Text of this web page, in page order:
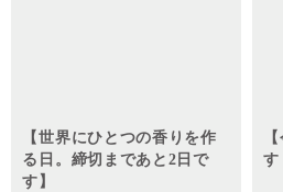
【世界にひとつの香りを作
る日。締切まであと2日で
す】
す